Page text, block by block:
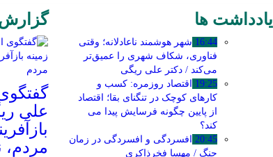
یادداشت ها
16:44 شهر هوشمند ناعادلانه؛ وقتی
فناوری، شکاف شهری را عمیق‌تر
می‌کند / دکتر علی ریگی
19:25
اقتصاد روزمره: کسب‌ و
کارهای کوچک در تنگنای بقا؛ اقتصاد
از پایین چگونه فرسایش پیدا می
کند؟
20:45
افسردگی و افسردگی در زمان
جنگ / مهسا فخرذاکری
گزارش
علی
مردم،